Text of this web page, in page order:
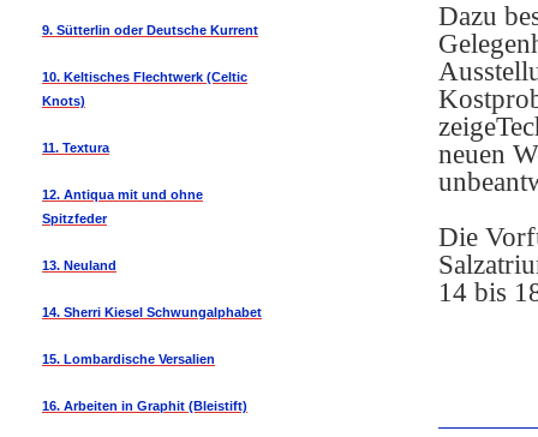
Dazu
neuen
Die
14 bis
9. Sütterlin oder Deutsche Kurrent
10. Keltisches Flechtwerk (Celtic
Knots)
11. Textura
12. Antiqua mit und ohne
Spitzfeder
13. Neuland
14. Sherri Kiesel Schwungalphabet
15. Lombardische Versalien
16. Arbeiten in Graphit (Bleistift)